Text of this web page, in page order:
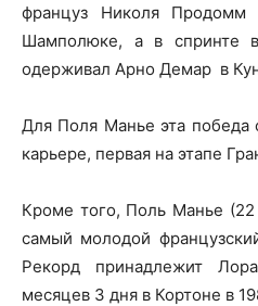
француз Николя
Шамполюке, а в спринте
одерживал Арно Демар в
Для Поля Манье эта победа
карьере, первая на этапе
Кроме того, Поль Манье
самый молодой
Рекорд принадлежит
месяцев 3 дня в Кортоне в